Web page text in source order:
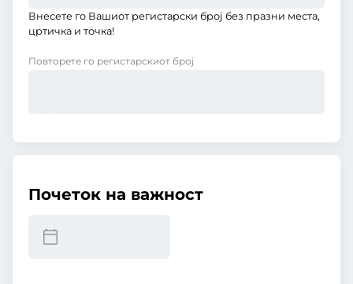
Внесете го Вашиот регистарски број без празни места,
цртичка и точка!
Повторете го регистарскиот број
Почеток на важност